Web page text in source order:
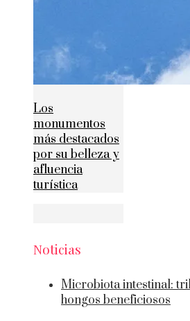
Los
monumentos
más destacados
por su belleza y
afluencia
turística
Noticias
Microbiota intestinal:
hongos beneficiosos